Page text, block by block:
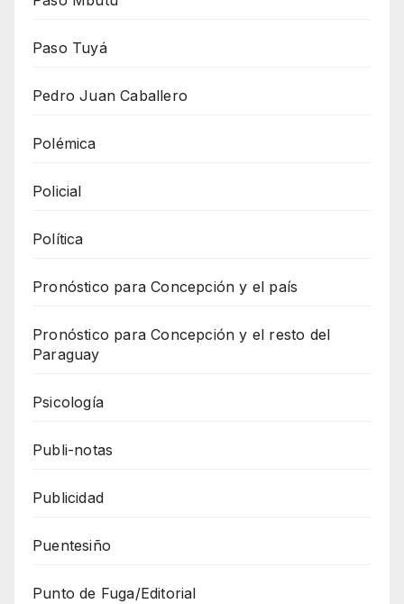
Paso Tuyá
Pedro Juan Caballero
Polémica
Policial
Política
Pronóstico para Concepción y el país
Pronóstico para Concepción y el resto del
Paraguay
Psicología
Publi-notas
Publicidad
Puentesiño
Punto de Fuga/Editorial